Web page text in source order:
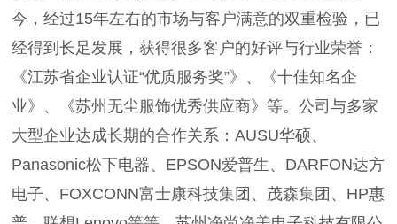
今，经过15年左右的市场与客户满意的双重检验，已
经得到长足发展，获得很多客户的好评与行业荣誉：
《江苏省企业认证“优质服务奖”》、《十佳知名企
业》、《苏州无尘服饰优秀供应商》等。公司与多家
大型企业达成长期的合作关系：AUSU华硕、
Panasonic松下电器、EPSON爱普生、DARFON达方
电子、FOXCONN富士康科技集团、茂森集团、HP惠